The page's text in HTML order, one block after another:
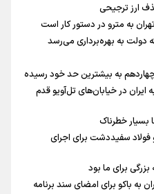
ارز ترجیحی
به مترو در دستور کار است
دولت به بهره‌برداری می‌رسد
به بیشترین حد خود رسیده
به ایران در خیابان‌های تل‌آویو قدم
بسیار خطرناک
فولاد سفیددشت برای اجرای
برای ما بود
به باکو برای امضای سند برنامه